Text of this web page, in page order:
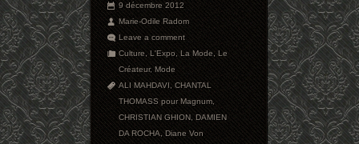
9 décembre 2012
Marie-Odile Radom
Leave a comment
Culture,L'Expo,La Mode,Le
Créateur,Mode
ALI MAHDAVI,CHANTAL
THOMASS pour Magnum,
CHRISTIAN GHION,DAMIEN
DA ROCHA,Diane Von